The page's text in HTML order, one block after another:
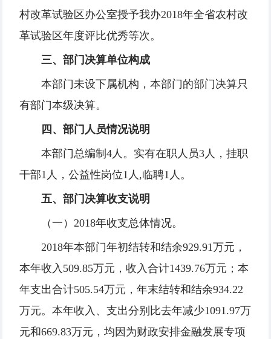
村改革试验区办公室授予我办2018年全省农村改
革试验区年度评比优秀等次。
三、部门决算单位构成
本部门未设下属机构，本部门的部门决算只
有部门本级决算。
四、部门人员情况说明
本部门总编制4人。实有在职人员3人，挂职
干部1人，公益性岗位1人,临聘1人。
五、部门决算收支说明
（一）2018年收支总体情况。
2018年本部门年初结转和结余929.91万元，
本年收入509.85万元，收入合计1439.76万元；本
年支出合计505.54万元，年末结转和结余934.22
万元。本年收入、支出分别比去年减少1091.97万
元和669.83万元，均因为财政安排金融发展专项